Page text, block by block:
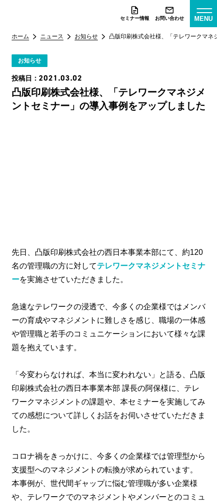
セミナー情報 お問い合わせ MENU
ホーム ニュース お知らせ 凸版印刷株式会社様、「テレワークマ
お知らせ
投稿日： 2021.03.02
凸版印刷株式会社様、「テレワークマネジメ
ントセミナー」の導入事例をアップしました
先日、凸版印刷株式会社の西日本事業本部にて、約120
名の管理職の方に対してテレワークマネジメントセミナ
ーを実施させていただきました。
急速なテレワークの浸透で、今多くの企業様ではメンバ
ーの育成やマネジメントに難しさを感じ、職場の一体感
や管理職と若手のコミュニケーションにおいて様々な課
題を抱えています。
「今変わらなければ、本当に変われない」と語る、凸版
印刷株式会社の西日本事業本部 課長の阿保様に、テレ
ワークマネジメントの課題や、本セミナーを実施してみ
ての感想について詳しくお話をお伺いさせていただきま
した。
コロナ禍をきっかけに、今多くの企業様では管理型から
支援型へのマネジメントの転換が求められています。
本事例が、世代間ギャップに悩む管理職が多い企業様
や、テレワークでのマネジメントやメンバーとのコミュ